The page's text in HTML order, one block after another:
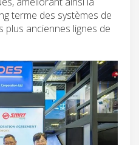
terme des systèmes de
plus anciennes lignes de